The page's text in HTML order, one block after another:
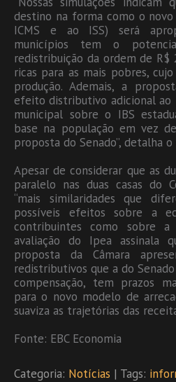
destino na forma como o
ICMS e ao ISS) será
municípios tem o
redistribuição da ordem de R$
ricas para as mais pobres,
produção. Ademais, a
efeito distributivo adicional
municipal sobre o IBS
base na população em vez
proposta do Senado”, detalha o
Apesar de considerar que as
paralelo nas duas casas do
“mais similaridades que
possíveis efeitos sobre a
contribuintes como sobre a
avaliação do Ipea assinala
proposta da Câmara
redistributivos que a do
compensação, tem prazos
para o novo modelo de
suaviza as trajetórias das
Fonte: EBC Economia
Categoria: Notícias | Tags: